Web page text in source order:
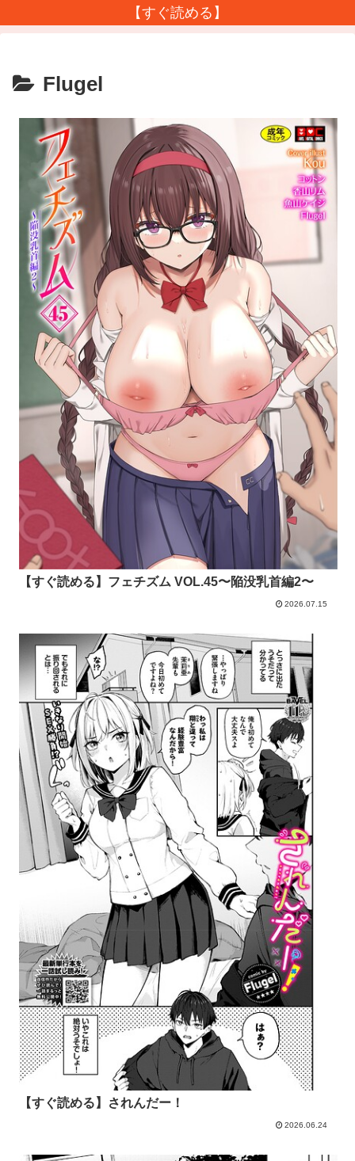
【すぐ読める】
Flugel
【すぐ読める】フェチズム VOL.45〜陥没乳首編2〜
2026.07.15
【すぐ読める】されんだー！
2026.06.24